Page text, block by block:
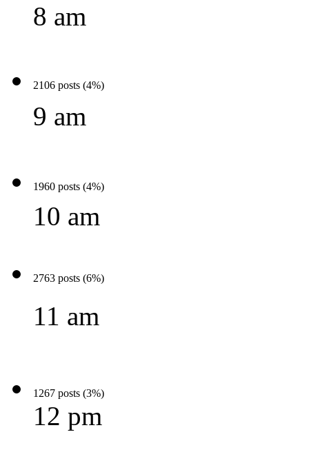
8 am
2106 posts (4%)
9 am
1960 posts (4%)
10 am
2763 posts (6%)
11 am
1267 posts (3%)
12 pm